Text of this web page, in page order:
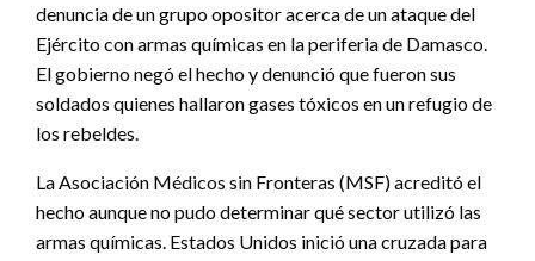
denuncia de un grupo opositor acerca de un ataque del
Ejército con armas químicas en la periferia de Damasco.
El gobierno negó el hecho y denunció que fueron sus
soldados quienes hallaron gases tóxicos en un refugio de
los rebeldes.
La Asociación Médicos sin Fronteras (MSF) acreditó el
hecho aunque no pudo determinar qué sector utilizó las
armas químicas. Estados Unidos inició una cruzada para